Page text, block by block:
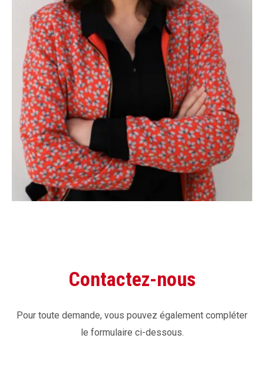
Contactez-nous
Pour toute demande, vous pouvez également compléter
le formulaire ci-dessous.